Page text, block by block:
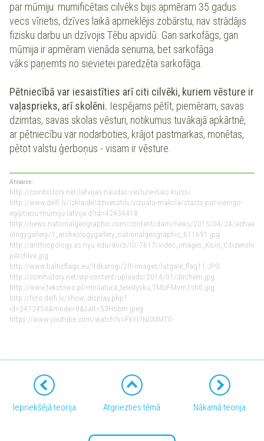
par mūmiju: mumificētais cilvēks bijis apmēram 35 gadus
vecs vīrietis, dzīves laikā apmeklējis zobārstu, nav strādājis
fizisku darbu un dzīvojis Tēbu apvidū. Gan sarkofāgs, gan
mūmija ir apmēram vienāda senuma, bet sarkofāga
vāks paņemts no sievietei paredzēta sarkofāga.
Pētniecībā var iesaistīties arī citi cilvēki, kuriem vēsture ir
vaļasprieks, arī skolēni. Iespējams pētīt, piemēram, savas
dzimtas, savas skolas vēsturi, notikumus tuvākajā apkārtnē,
ar pētniecību var nodarboties, krājot pastmarkas, monētas,
pētot valstu ģerboņus - visam ir vēsture.
Atsauce:
http://coinhistory.net/latvijas-naudas-vesture-isais-kurss/
http://www.delfi.lv/izklaide/dzivesstils/vizuala-maksla/stasts-par-vienigo-
egiptiesu-mumiju-latvija.d?id=42434418
http://news.nationalgeographic.com/content/dam/news/2015/04/24/achae
ologygallery/1_archeologygallery_nationalgeographic_611691.jpg
http://anthropology.as.nyu.edu/docs/IO/7617/video_images_Kisin_Citizenshi
pArchive.jpg
http://www.balticflags.eu/ltdkarogi/20/images/latgale_flag11.JPG
http://coinhistory.net/wp-content/uploads/2014/01/dirchem.jpg
http://www.tekstowo.pl/miniatura_teledysku,TMUFMvm1sh0.jpg
http://foto.delfi.lv/show_display.php?
id=2472454&mode=0&salt=53Hobm.jpeg
https://www.youtube.com/watch?v=FkYI7NSMMT0
Iepriekšējā teorija Atgriezties tēmā Nākamā teorija